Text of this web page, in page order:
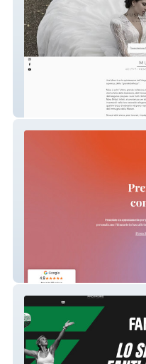
Hamearis Tour